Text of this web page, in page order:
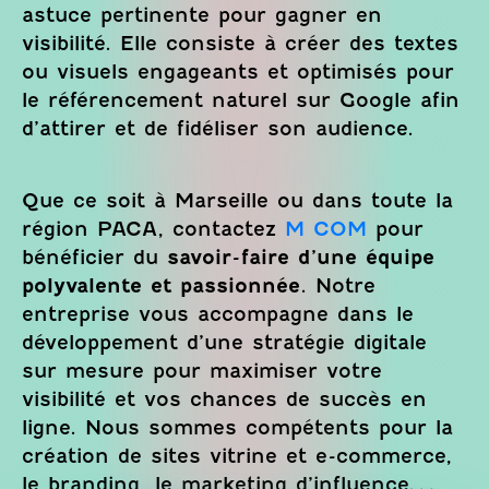
astuce pertinente pour gagner en
visibilité. Elle consiste à créer des textes
ou visuels engageants et optimisés pour
le référencement naturel sur Google afin
d’attirer et de fidéliser son audience.
Que ce soit à Marseille ou dans toute la
région PACA, contactez M COM pour
bénéficier du savoir-faire d’une équipe
polyvalente et passionnée. Notre
entreprise vous accompagne dans le
développement d’une stratégie digitale
sur mesure pour maximiser votre
visibilité et vos chances de succès en
ligne. Nous sommes compétents pour la
création de sites vitrine et e-commerce,